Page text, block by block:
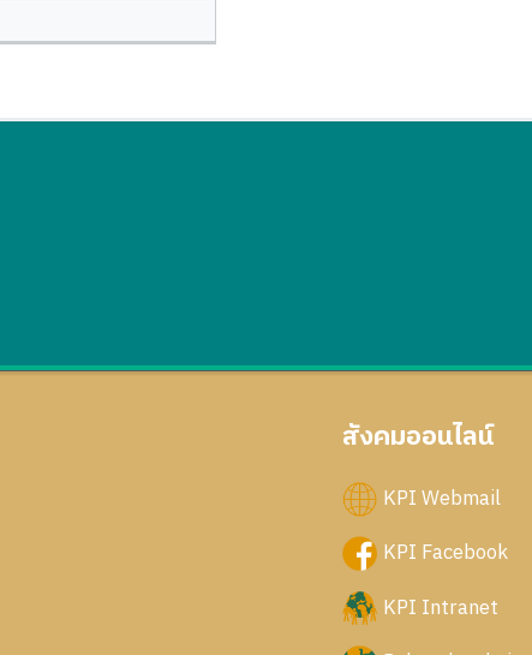
สังคมออนไลน์
KPI Webmail
KPI Facebook
KPI Intranet